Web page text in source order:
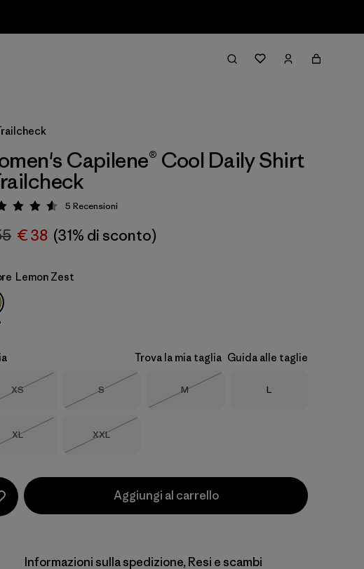
Capilene® Cool Daily Shirt
Valutazione: 4.6 / 5
5 Recensioni
€ 38 (31% di sconto)
Lemon Zest
Trova la mia taglia Guida alle taglie
Taglia
XS
Taglia
S
Taglia
M
Taglia
L
Taglia
XL
Taglia
XXL
Aggiungi al carrello
Informazioni sulla spedizione, Resi e scambi